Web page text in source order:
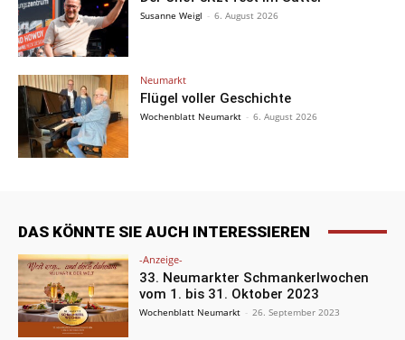
Susanne Weigl - 6. August 2026
Neumarkt
Flügel voller Geschichte
Wochenblatt Neumarkt - 6. August 2026
DAS KÖNNTE SIE AUCH INTERESSIEREN
-Anzeige-
33. Neumarkter Schmankerlwochen
vom 1. bis 31. Oktober 2023
Wochenblatt Neumarkt - 26. September 2023